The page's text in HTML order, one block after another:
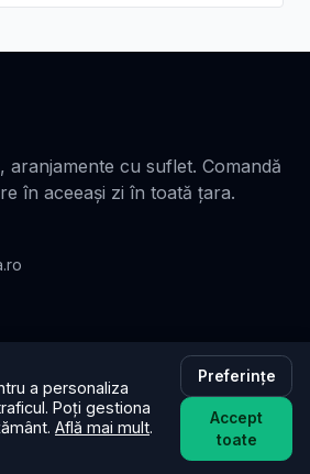
aranjamente cu suflet. Comandă
în aceeași zi în toată țara.
a personaliza
Poți gestiona
Află mai mult.
Preferințe
Accept
toate